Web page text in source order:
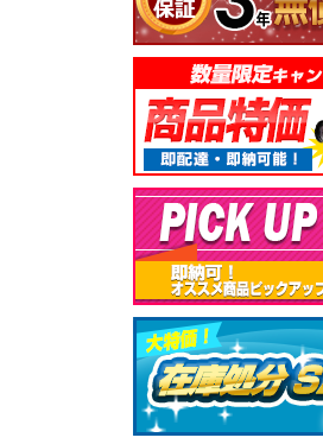
Panasonic i-PRO
2MP(1080p) 屋内 小
型 AIカメラ スピーカ
S71301-F2L (送料無
（税別）
パナソニック
Panasonic i-PRO カ
メラ吊り下げ金具
WV-QSR501-WUX
(送料無料)
6,000円（税別）